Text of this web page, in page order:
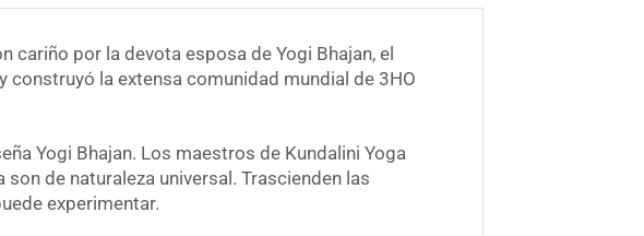
por la devota esposa de Yogi Bhajan, el
construyó la extensa comunidad mundial de 3HO
Yogi Bhajan. Los maestros de Kundalini Yoga
de naturaleza universal. Trascienden las
experimentar.